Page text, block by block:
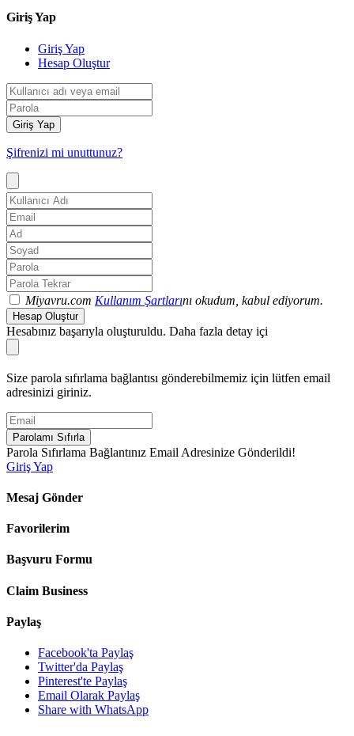
Giriş Yap
Giriş Yap
Hesap Oluştur
Giriş Yap
Şifrenizi mi unuttunuz?
Miyavru.com Kullanım Şartlarını okudum, kabul ediyorum.
Hesap Oluştur
Hesabınız başarıyla oluşturuldu. Daha fazla detay içi
Size parola sıfırlama bağlantısı gönderebilmemiz için lütfen email
adresinizi giriniz.
Parolamı Sıfırla
Parola Sıfırlama Bağlantınız Email Adresinize Gönderildi!
Giriş Yap
Mesaj Gönder
Favorilerim
Başvuru Formu
Claim Business
Paylaş
Facebook'ta Paylaş
Twitter'da Paylaş
Pinterest'te Paylaş
Email Olarak Paylaş
Share with WhatsApp